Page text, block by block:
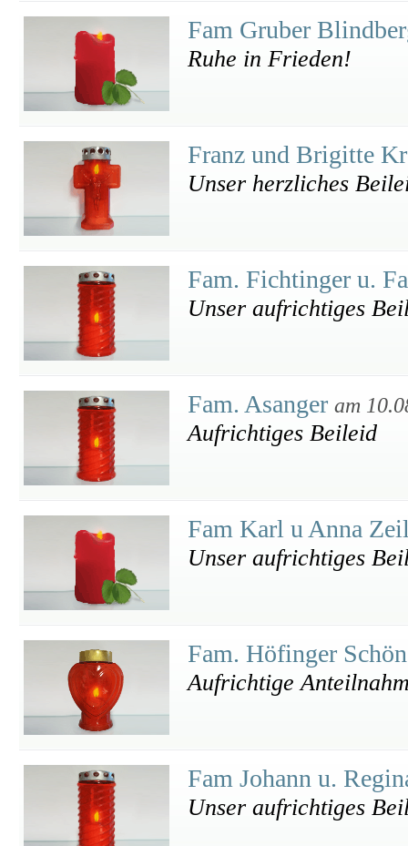
Fam Gruber
Ruhe in Frieden!
Franz und Brigitte
Unser herzliches
Fam. Fichtinger u.
Unser aufrichtiges
Fam. Asanger am
Aufrichtiges Beileid
Fam Karl u Anna
Unser aufrichtiges
Fam. Höfinger
Aufrichtige
Fam Johann u.
Unser aufrichtiges